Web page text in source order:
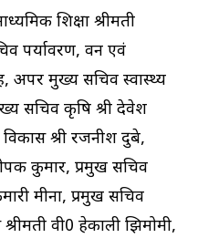
शिक्षा श्रीमती
पर्यावरण, वन एवं
अपर मुख्य सचिव स्वास्थ्य
सचिव कृषि श्री देवेश
श्री रजनीश दुबे,
कुमार, प्रमुख सचिव
मीना, प्रमुख सचिव
वी0 हेकाली झिमोमी,